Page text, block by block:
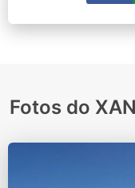
Fotos do